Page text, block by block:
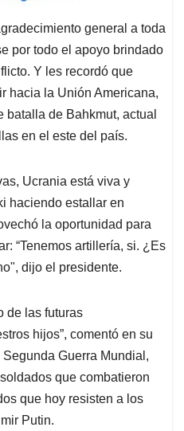
general a toda
por todo el apoyo brindado
Y les recordó que
hacia la Unión Americana,
de Bahkmut, actual
en el este del país.
Ucrania está viva y
haciendo estallar en
la oportunidad para
“Tenemos artillería, si. ¿Es
dijo el presidente.
de las futuras
hijos”, comentó en su
Guerra Mundial,
que combatieron
que hoy resisten a los
Putin.